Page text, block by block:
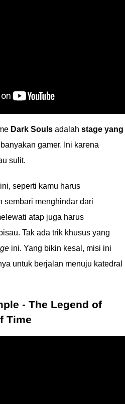
Dark Souls adalah stage yang
gamer. Ini karena
sulit.
seperti kamu harus
sembari menghindar dari
atap juga harus
Tak ada trik khusus yang
ini. Yang bikin kesal, misi ini
untuk berjalan menuju katedral
- The Legend of
Time